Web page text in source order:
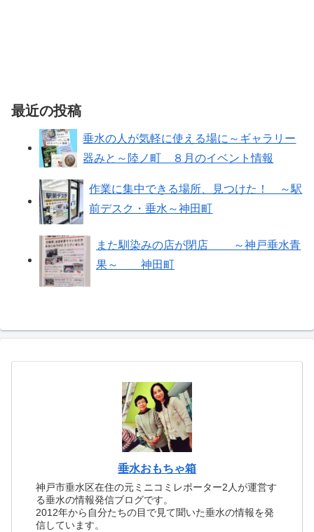
最近の投稿
垂水の人が気軽に使える場に～ギャラリー
器みと～陸ノ町 ８月のイベント情報
作業に集中できる場所、見つけた！ ～駅
前デスク・垂水～神田町
また馴染みの店が閉店 ～神戸垂水青
果～ 神田町
垂水おもちゃ箱
神戸市垂水区在住の元ミニコミレポーター2人が運営す
る垂水の情報発信ブログです。
2012年から自分たちの目で見て聞いた垂水の情報を発
信しています。